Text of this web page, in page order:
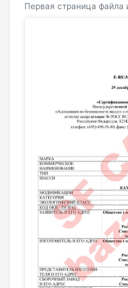
Первая страница файла